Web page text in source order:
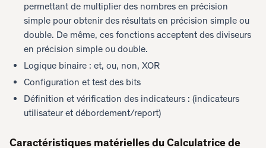
permettant de multiplier des nombres en précision
simple pour obtenir des résultats en précision simple ou
double. De même, ces fonctions acceptent des diviseurs
en précision simple ou double.
Logique binaire : et, ou, non, XOR
Configuration et test des bits
Définition et vérification des indicateurs : (indicateurs
utilisateur et débordement/report)
Caractéristiques matérielles du Calculatrice de